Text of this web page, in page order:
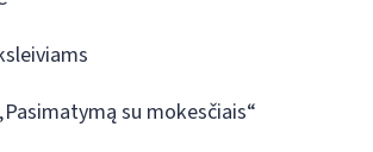
su mokesčiais“